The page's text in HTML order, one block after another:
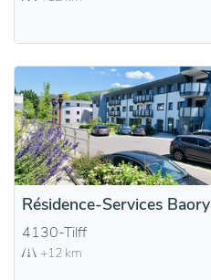
Résidence-Services Baory
4130-Tilff
+12 km